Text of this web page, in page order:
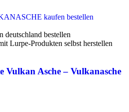
Asche – Vulkanasche